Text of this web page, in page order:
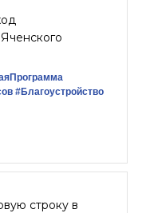
#Благоустройство
строку в